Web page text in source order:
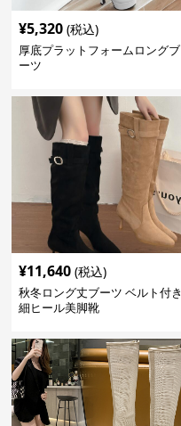
¥5,320 (税込)
厚底プラットフォームロングブ
ーツ
¥11,640 (税込)
秋冬ロング丈ブーツ ベルト付き
細ヒール美脚靴